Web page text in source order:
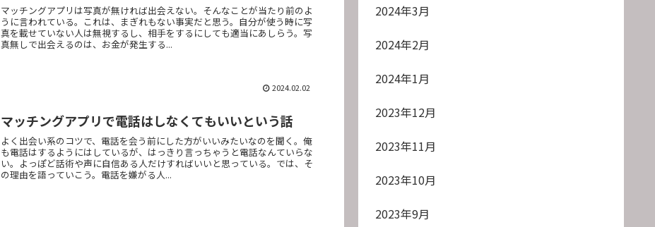
マッチングアプリは写真が無ければ出会えない。そんなことが当たり前のよ
うに言われている。これは、まぎれもない事実だと思う。自分が使う時に写
真を載せていない人は無視するし、相手をするにしても適当にあしらう。写
真無しで出会えるのは、お金が発生する...
2024.02.02
マッチングアプリで電話はしなくてもいいという話
よく出会い系のコツで、電話を会う前にした方がいいみたいなのを聞く。俺
も電話はするようにはしているが、はっきり言っちゃうと電話なんていらな
い。よっぽど話術や声に自信ある人だけすればいいと思っている。では、そ
の理由を語っていこう。電話を嫌がる人...
2024年3月
2024年2月
2024年1月
2023年12月
2023年11月
2023年10月
2023年9月